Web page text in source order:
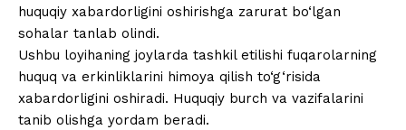
huquqiy xabardorligini oshirishga zarurat bo‘lgan
sohalar tanlab olindi.
Ushbu loyihaning joylarda tashkil etilishi fuqarolarning
huquq va erkinliklarini himoya qilish to‘g‘risida
xabardorligini oshiradi. Huquqiy burch va vazifalarini
tanib olishga yordam beradi.